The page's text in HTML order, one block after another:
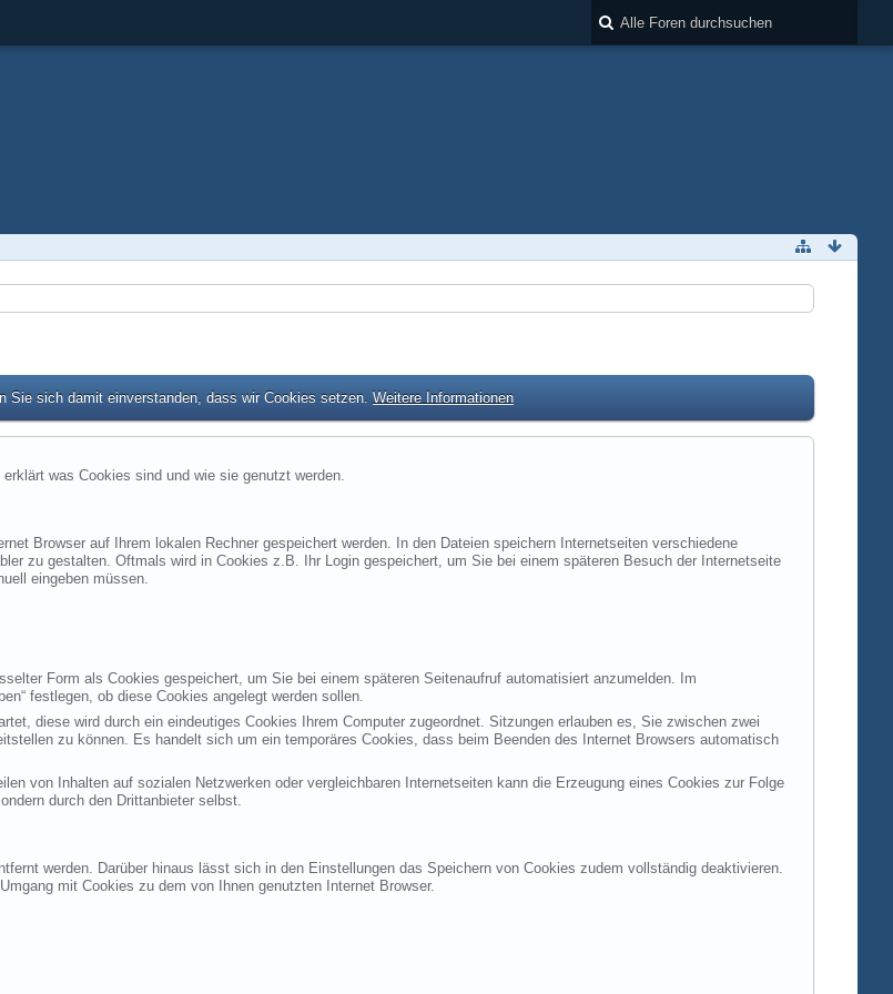
Sie sich damit einverstanden, dass wir Cookies setzen. Weitere Informationen
was Cookies sind und wie sie genutzt werden.
Browser auf Ihrem lokalen Rechner gespeichert werden. In den Dateien speichern Internetseiten verschiedene
zu gestalten. Oftmals wird in Cookies z.B. Ihr Login gespeichert, um Sie bei einem späteren Besuch der Internetseite
eingeben müssen.
Form als Cookies gespeichert, um Sie bei einem späteren Seitenaufruf automatisiert anzumelden. Im
festlegen, ob diese Cookies angelegt werden sollen.
diese wird durch ein eindeutiges Cookies Ihrem Computer zugeordnet. Sitzungen erlauben es, Sie zwischen zwei
zu können. Es handelt sich um ein temporäres Cookies, dass beim Beenden des Internet Browsers automatisch
von Inhalten auf sozialen Netzwerken oder vergleichbaren Internetseiten kann die Erzeugung eines Cookies zur Folge
durch den Drittanbieter selbst.
werden. Darüber hinaus lässt sich in den Einstellungen das Speichern von Cookies zudem vollständig deaktivieren.
mit Cookies zu dem von Ihnen genutzten Internet Browser.